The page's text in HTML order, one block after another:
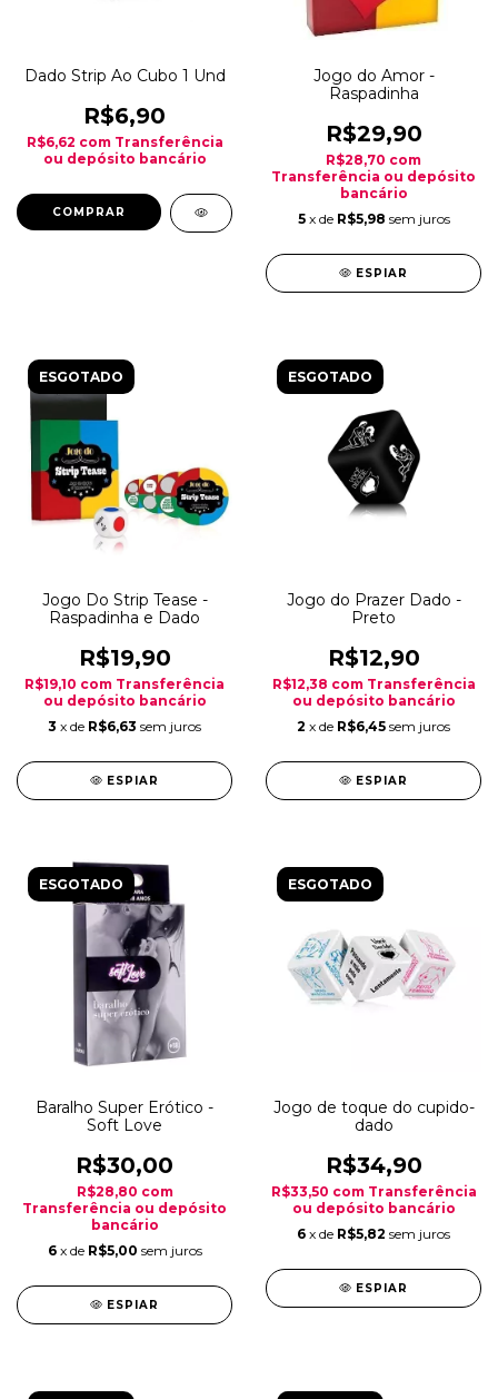
Dado Strip Ao Cubo 1 Und
R$6,90
R$6,62 com Transferência
ou depósito bancário
Jogo do Amor -
Raspadinha
R$29,90
R$28,70 com
Transferência ou depósito
bancário
5 x de R$5,98 sem juros
ESPIAR
ESGOTADO
Jogo Do Strip Tease -
Raspadinha e Dado
R$19,90
R$19,10 com Transferência
ou depósito bancário
3 x de R$6,63 sem juros
ESPIAR
ESGOTADO
Jogo do Prazer Dado -
Preto
R$12,90
R$12,38 com Transferência
ou depósito bancário
2 x de R$6,45 sem juros
ESPIAR
ESGOTADO
Baralho Super Erótico -
Soft Love
R$30,00
R$28,80 com
Transferência ou depósito
bancário
6 x de R$5,00 sem juros
ESPIAR
ESGOTADO
Jogo de toque do cupido-
dado
R$34,90
R$33,50 com Transferência
ou depósito bancário
6 x de R$5,82 sem juros
ESPIAR